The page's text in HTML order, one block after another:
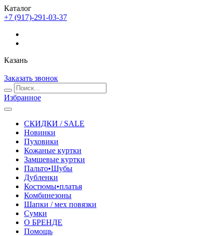
Каталог
+7 (917)-291-03-37
Казань
Заказать звонок
Избранное
СКИДКИ / SALE
Новинки
Пуховики
Кожаные куртки
Замшевые куртки
Пальто•Шубы
Дубленки
Костюмы•платья
Комбинезоны
Шапки / мех повязки
Сумки
О БРЕНДЕ
Помощь